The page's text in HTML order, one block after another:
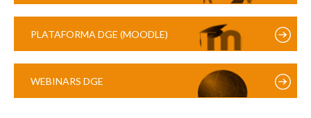
PLATAFORMA DGE (MOODLE)
WEBINARS DGE